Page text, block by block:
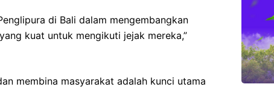
di Bali dalam mengembangkan
kuat untuk mengikuti jejak mereka,”
membina masyarakat adalah kunci utama